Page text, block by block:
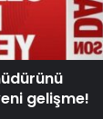
gelişme!